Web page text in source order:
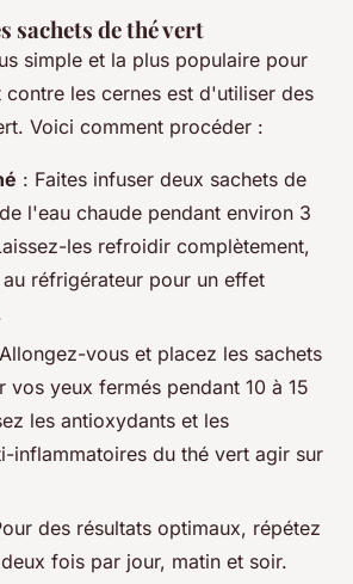
sachets de thé vert
simple et la plus populaire pour
contre les cernes est d'utiliser des
Voici comment procéder :
: Faites infuser deux sachets de
l'eau chaude pendant environ 3
les refroidir complètement,
réfrigérateur pour un effet
vous et placez les sachets
vos yeux fermés pendant 10 à 15
les antioxydants et les
inflammatoires du thé vert agir sur
des résultats optimaux, répétez
fois par jour, matin et soir.